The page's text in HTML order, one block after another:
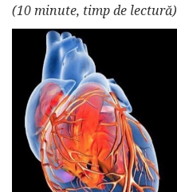
(10 minute, timp de lectură)